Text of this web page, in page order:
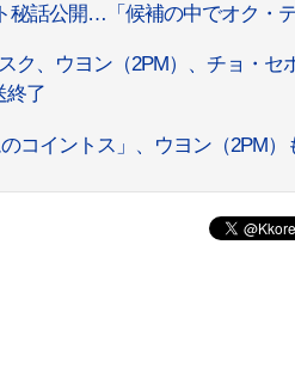
秘話公開…「候補の中でオク・
ク、ウヨン（2PM）、チョ・
終了
コイントス」、ウヨン（2PM